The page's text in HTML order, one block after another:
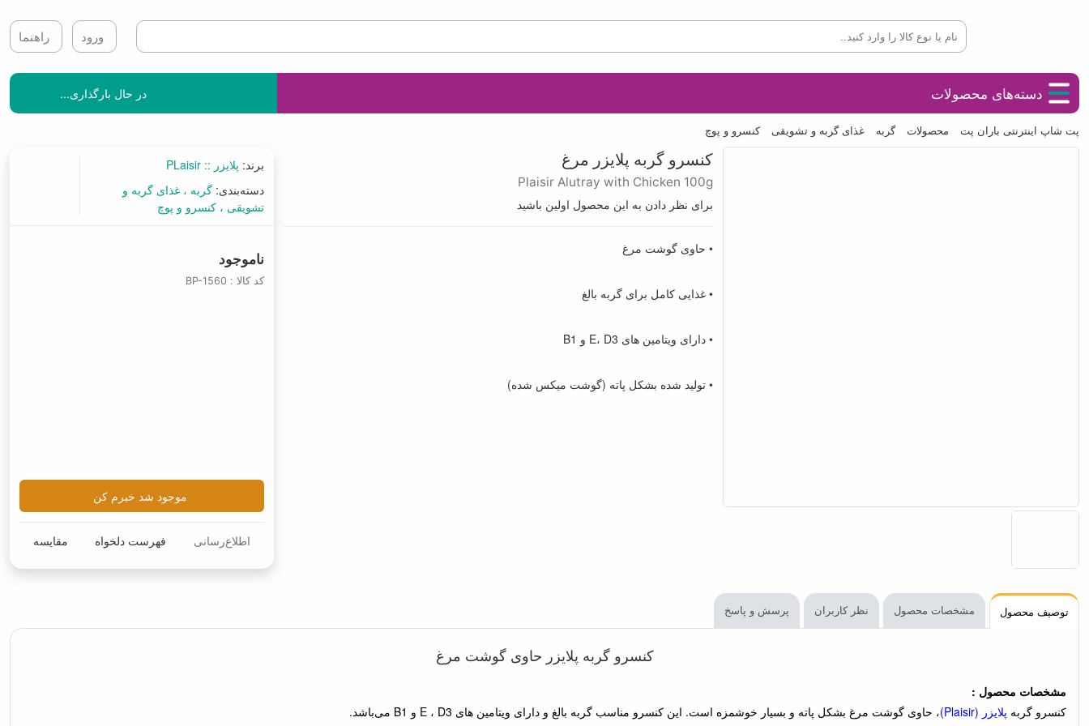
ورود راهنما
دسته‌های محصولات در حال بارگذاری...
پت شاپ اینترنتی باران پت محصولات گربه غذای گربه و تشویقی کنسرو و پوچ
کنسرو گربه پلایزر مرغ
Plaisir Alutray with Chicken 100g
برای نظر دادن به این محصول اولین باشید
• حاوی گوشت مرغ
• غذایی کامل برای گربه بالغ
• دارای ویتامین های E، D3 و B1
• تولید شده بشکل پاته (گوشت میکس شده)
برند: پلایزر :: PLaisir
دسته‌بندی:گربه
غذای گربه و
تشویقی
کنسرو و پوچ
ناموجود
کد کالا : BP-1560
موجود شد خبرم کن
اطلاع‌رسانی فهرست دلخواه مقایسه
توصیف محصول مشخصات محصول نظر کاربران پرسش و پاسخ
کنسرو گربه پلایزر حاوی گوشت مرغ
مشخصات محصول :
کنسرو گربه پلایزر (Plaisir) ،‌ حاوی گوشت مرغ بشکل پاته و بسیار خوشمزه است. این کنسرو مناسب گربه بالغ و دارای ویتامین های E ، D3 و B1 می‌باشد.